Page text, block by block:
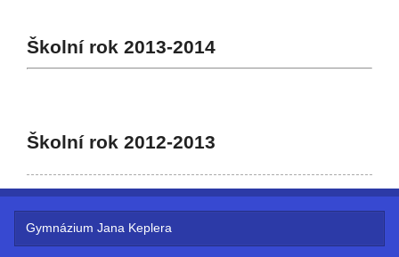
Školní rok 2013-2014
Školní rok 2012-2013
Gymnázium Jana Keplera